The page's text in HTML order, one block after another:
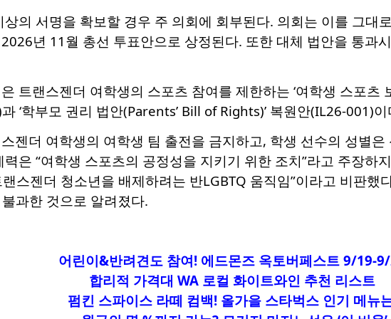
의 서명을 확보할 경우 주 의회에 회부된다. 의회는 이를 그대
년 11월 총선 투표안으로 상정된다. 또한 대체 법안을 통과
트랜스젠더 여학생의 스포츠 참여를 제한하는 ‘여학생 스포츠
‘학부모 권리 법안(Parents’ Bill of Rights)’ 복원안(IL26-001)이
젠더 여학생의 여학생 팀 출전을 금지하고, 학생 선수의 성별
은 “여학생 스포츠의 공정성을 지키기 위한 조치”라고 주장하
스젠더 청소년을 배제하려는 반LGBTQ 움직임”이라고 비판했
과한 것으로 알려졌다.
어린이&반려견도 참여! 에드몬즈 옥토버페스트 9/19-
합리적 가격대 WA 로컬 화이트와인 추천 리스트
펌킨 스파이스 라떼 컴백! 올가을 스타벅스 인기 메뉴